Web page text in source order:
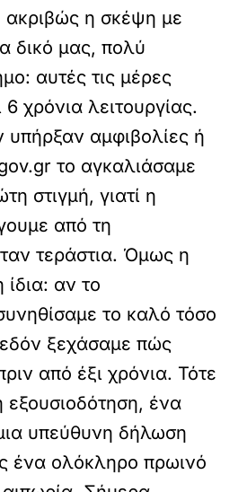
ακριβώς η σκέψη με
δικό μας, πολύ
αυτές τις μέρες
χρόνια λειτουργίας.
αμφιβολίες ή
το αγκαλιάσαμε
στιγμή, γιατί η
από τη
τεράστια. Όμως η
ίδια: αν το
το καλό τόσο
ξεχάσαμε πώς
από έξι χρόνια. Τότε
εξουσιοδότηση, ένα
υπεύθυνη δήλωση
ένα ολόκληρο πρωινό